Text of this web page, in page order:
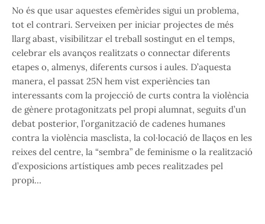
No és que usar aquestes efemèrides sigui un problema,
tot el contrari. Serveixen per iniciar projectes de més
llarg abast, visibilitzar el treball sostingut en el temps,
celebrar els avanços realitzats o connectar diferents
etapes o, almenys, diferents cursos i aules. D’aquesta
manera, el passat 25N hem vist experiències tan
interessants com la projecció de curts contra la violència
de gènere protagonitzats pel propi alumnat, seguits d’un
debat posterior, l’organització de cadenes humanes
contra la violència masclista, la col·locació de llaços en les
reixes del centre, la “sembra” de feminisme o la realització
d’exposicions artístiques amb peces realitzades pel
propi…